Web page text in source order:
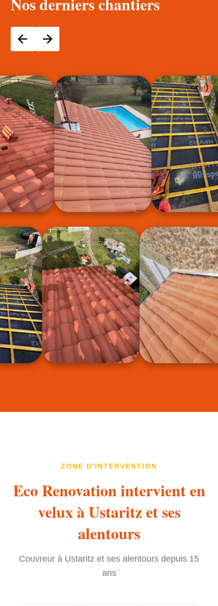
ZONE D'INTERVENTION
Eco Renovation intervient en
velux à Ustaritz et ses
alentours
Couvreur à Ustaritz et ses alentours depuis 15
ans